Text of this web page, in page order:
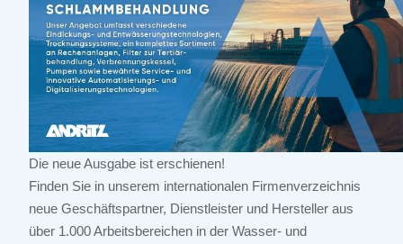
Die neue Ausgabe ist erschienen!
Finden Sie in unserem internationalen Firmenverzeichnis
neue Geschäftspartner, Dienstleister und Hersteller aus
über 1.000 Arbeitsbereichen in der Wasser- und